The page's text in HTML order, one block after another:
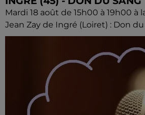
Mardi 18 août de 15h00 à 19h00 à
Jean Zay de Ingré (Loiret) : Don du